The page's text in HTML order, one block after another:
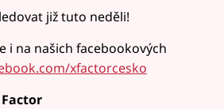
již tuto neděli!
i na našich facebookových
xfactorcesko